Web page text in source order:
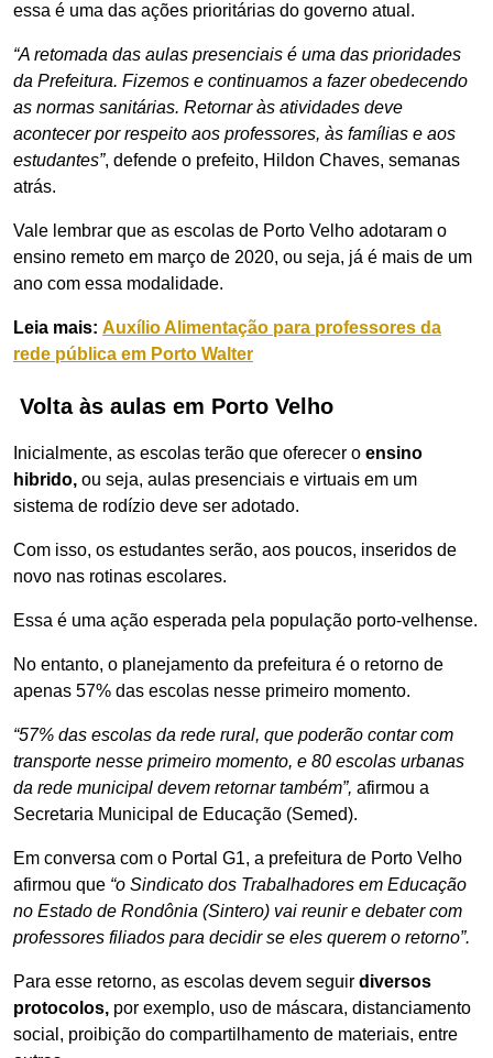
essa é uma das ações prioritárias do governo atual.
“A retomada das aulas presenciais é uma das prioridades
da Prefeitura. Fizemos e continuamos a fazer obedecendo
as normas sanitárias. Retornar às atividades deve
acontecer por respeito aos professores, às famílias e aos
estudantes”, defende o prefeito, Hildon Chaves, semanas
atrás.
Vale lembrar que as escolas de Porto Velho adotaram o
ensino remeto em março de 2020, ou seja, já é mais de um
ano com essa modalidade.
Leia mais: Auxílio Alimentação para professores da
rede pública em Porto Walter
Volta às aulas em Porto Velho
Inicialmente, as escolas terão que oferecer o ensino
hibrido, ou seja, aulas presenciais e virtuais em um
sistema de rodízio deve ser adotado.
Com isso, os estudantes serão, aos poucos, inseridos de
novo nas rotinas escolares.
Essa é uma ação esperada pela população porto-velhense.
No entanto, o planejamento da prefeitura é o retorno de
apenas 57% das escolas nesse primeiro momento.
“57% das escolas da rede rural, que poderão contar com
transporte nesse primeiro momento, e 80 escolas urbanas
da rede municipal devem retornar também”, afirmou a
Secretaria Municipal de Educação (Semed).
Em conversa com o Portal G1, a prefeitura de Porto Velho
afirmou que “o Sindicato dos Trabalhadores em Educação
no Estado de Rondônia (Sintero) vai reunir e debater com
professores filiados para decidir se eles querem o retorno”.
Para esse retorno, as escolas devem seguir diversos
protocolos, por exemplo, uso de máscara, distanciamento
social, proibição do compartilhamento de materiais, entre